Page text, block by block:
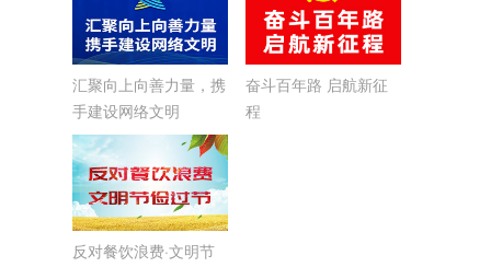
汇聚向上向善力量，携
手建设网络文明
奋斗百年路 启航新征
程
反对餐饮浪费·文明节